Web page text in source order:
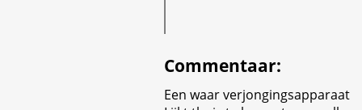
Commentaar:
Een waar verjongingsapparaat